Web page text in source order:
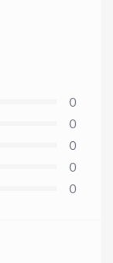
0
0
0
0
0